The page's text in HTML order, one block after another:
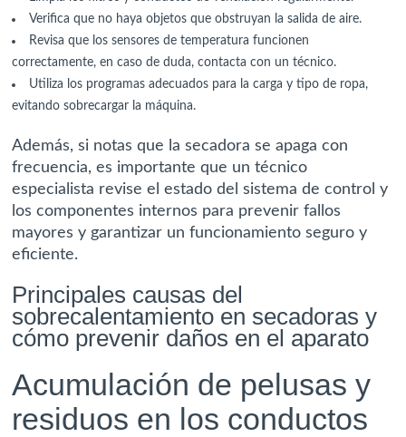
Verifica que no haya objetos que obstruyan la salida de aire.
Revisa que los sensores de temperatura funcionen
correctamente, en caso de duda, contacta con un técnico.
Utiliza los programas adecuados para la carga y tipo de ropa,
evitando sobrecargar la máquina.
Además, si notas que la secadora se apaga con
frecuencia, es importante que un técnico
especialista revise el estado del sistema de control y
los componentes internos para prevenir fallos
mayores y garantizar un funcionamiento seguro y
eficiente.
Principales causas del
sobrecalentamiento en secadoras y
cómo prevenir daños en el aparato
Acumulación de pelusas y
residuos en los conductos